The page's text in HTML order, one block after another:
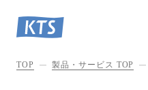
TOP 製品・サービス TOP